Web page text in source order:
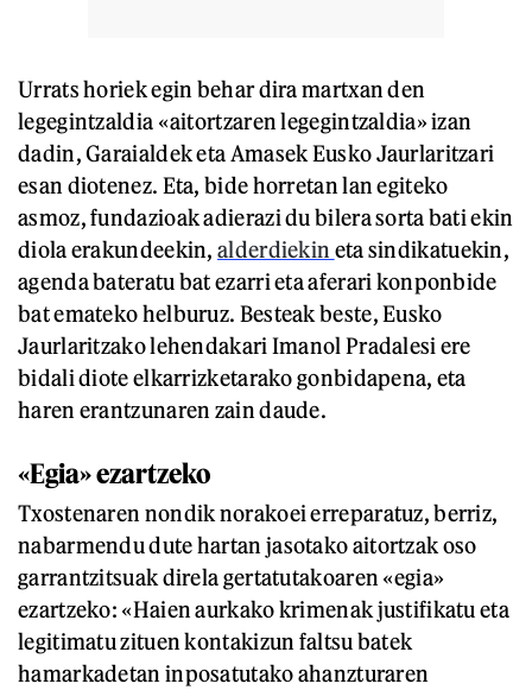
Urrats horiek egin behar dira martxan den
legegintzaldia «aitortzaren legegintzaldia» izan
dadin, Garaialdek eta Amasek Eusko Jaurlaritzari
esan diotenez. Eta, bide horretan lan egiteko
asmoz, fundazioak adierazi du bilera sorta bati ekin
diola erakundeekin,alderdiekin eta sindikatuekin,
agenda bateratu bat ezarri eta aferari konponbide
bat emateko helburuz. Besteak beste, Eusko
Jaurlaritzako lehendakari Imanol Pradalesi ere
bidali diote elkarrizketarako gonbidapena, eta
haren erantzunaren zain daude.
«Egia» ezartzeko
Txostenaren nondik norakoei erreparatuz, berriz,
nabarmendu dute hartan jasotako aitortzak oso
garrantzitsuak direla gertatutakoaren «egia»
ezartzeko: «Haien aurkako krimenak justifikatu eta
legitimatu zituen kontakizun faltsu batek
hamarkadetan inposatutako ahanzturaren